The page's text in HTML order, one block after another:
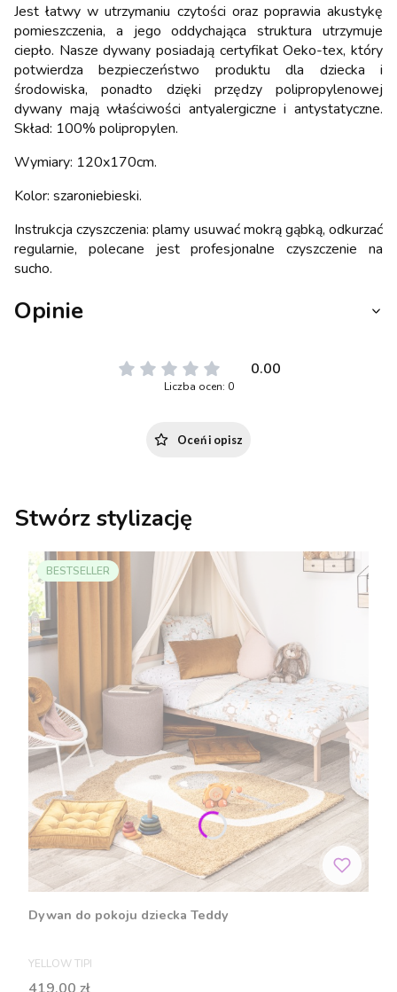
Jest łatwy w utrzymaniu czytości oraz poprawia akustykę
pomieszczenia, a jego oddychająca struktura utrzymuje
ciepło. Nasze dywany posiadają certyfikat Oeko-tex, który
potwierdza bezpieczeństwo produktu dla dziecka i
środowiska, ponadto dzięki przędzy polipropylenowej
dywany mają właściwości antyalergiczne i antystatyczne.
Skład: 100% polipropylen.
Wymiary: 120x170cm.
Kolor: szaroniebieski.
Instrukcja czyszczenia: plamy usuwać mokrą gąbką, odkurzać
regularnie, polecane jest profesjonalne czyszczenie na
sucho.
Opinie
0.00
Liczba ocen: 0
Oceń i opisz
Stwórz stylizację
BESTSELLER
Dywan do pokoju dziecka Teddy
PRODUCENT
YELLOW TIPI
Cena